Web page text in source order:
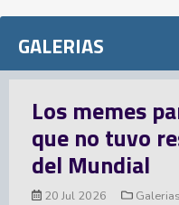
GALERIAS
Los memes
que no tuvo
del Mundial
20 Jul 2026 Galerias